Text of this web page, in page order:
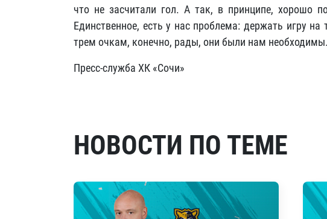
что не засчитали гол. А так, в принципе, хорошо
Единственное, есть у нас проблема: держать игру
трем очкам, конечно, рады, они были нам необходимы.
Пресс-служба ХК «Сочи»
НОВОСТИ ПО ТЕМЕ